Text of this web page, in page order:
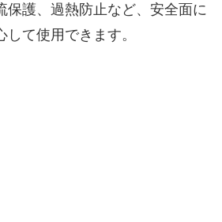
保護、過熱防止など、安全面に
て使用できます。